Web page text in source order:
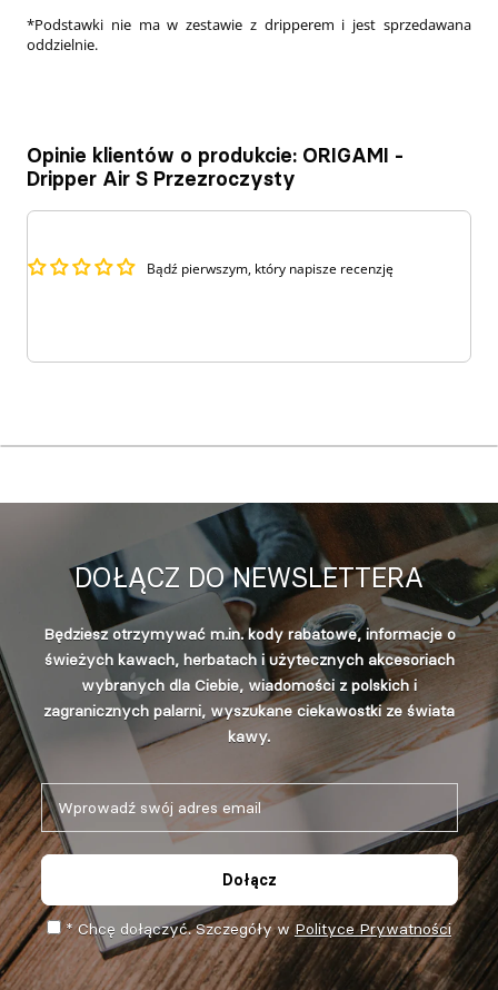
*Podstawki nie ma w zestawie z dripperem i jest sprzedawana
oddzielnie.
Opinie klientów o produkcie: ORIGAMI -
Dripper Air S Przezroczysty
Bądź pierwszym, który napisze recenzję
DOŁĄCZ DO NEWSLETTERA
Będziesz otrzymywać m.in. kody rabatowe, informacje o
świeżych kawach, herbatach i użytecznych akcesoriach
wybranych dla Ciebie, wiadomości z polskich i
zagranicznych palarni, wyszukane ciekawostki ze świata
kawy.
Dołącz
* Chcę dołączyć. Szczegóły wPolityce Prywatności